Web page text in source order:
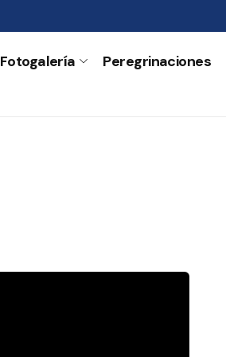
Fotogalería Peregrinaciones